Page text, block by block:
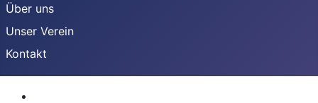
Über uns
Unser Verein
Kontakt